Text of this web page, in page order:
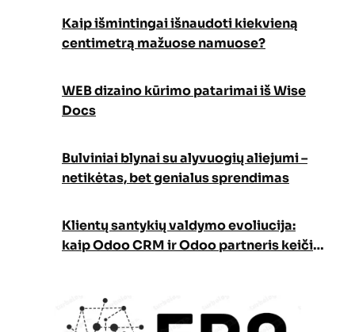
Kaip išmintingai išnaudoti kiekvieną
centimetrą mažuose namuose?
WEB dizaino kūrimo patarimai iš Wise
Docs
Bulviniai blynai su alyvuogių aliejumi –
netikėtas, bet genialus sprendimas
Klientų santykių valdymo evoliucija:
kaip Odoo CRM ir Odoo partneris keičia